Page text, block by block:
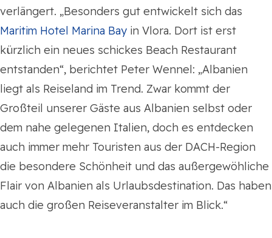
verlängert. „Besonders gut entwickelt sich das
Maritim Hotel Marina Bay in Vlora. Dort ist erst
kürzlich ein neues schickes Beach Restaurant
entstanden“, berichtet Peter Wennel: „Albanien
liegt als Reiseland im Trend. Zwar kommt der
Großteil unserer Gäste aus Albanien selbst oder
dem nahe gelegenen Italien, doch es entdecken
auch immer mehr Touristen aus der DACH-Region
die besondere Schönheit und das außergewöhliche
Flair von Albanien als Urlaubsdestination. Das haben
auch die großen Reiseveranstalter im Blick.“